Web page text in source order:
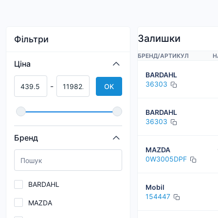
Фільтри
Ціна
- OK
Бренд
BARDAHL
MAZDA
Залишки
БРЕНД/АРТИКУЛ
BARDAHL
36303
BARDAHL
36303
MAZDA
0W3005DPF
Mobil
154447